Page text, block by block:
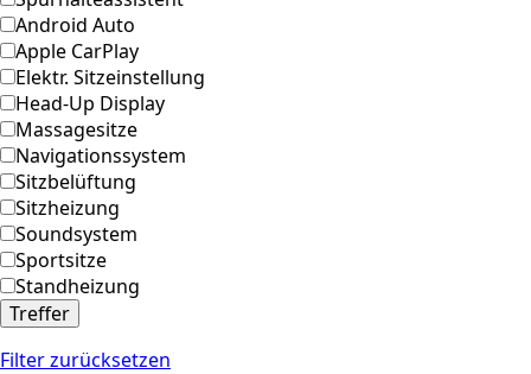
Android Auto
Apple CarPlay
Elektr. Sitzeinstellung
Head-Up Display
Massagesitze
Navigationssystem
Sitzbelüftung
Sitzheizung
Soundsystem
Sportsitze
Standheizung
Treffer
Filter zurücksetzen